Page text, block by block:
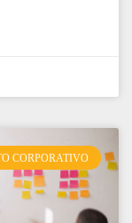
CORPORATIVO